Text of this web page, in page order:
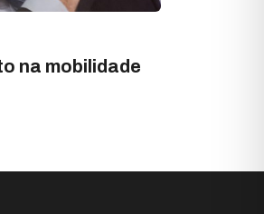
na mobilidade